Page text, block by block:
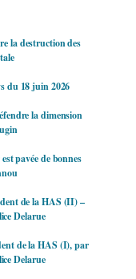
la destruction des
du 18 juin 2026
la dimension
pavée de bonnes
de la HAS (II) –
Delarue
de la HAS (I), par
Delarue